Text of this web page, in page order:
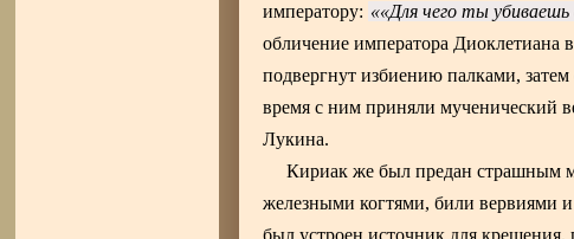
императору:
«Для чего ты
обличение императора Диоклетиана
подвергнут избиению палками,
время с ним приняли мученический
Лукина.
Кириак же был предан страшным
железными когтями, били вервиями
был устроен источник для